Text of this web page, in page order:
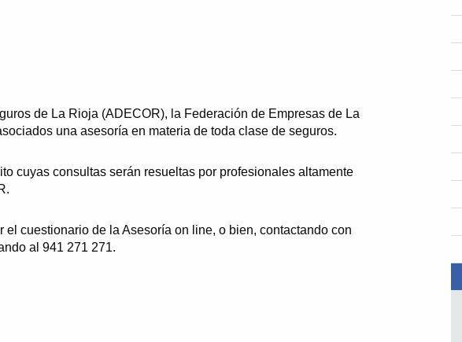
de La Rioja (ADECOR), la Federación de Empresas de La
una asesoría en materia de toda clase de seguros.
cuyas consultas serán resueltas por profesionales altamente
cuestionario de la Asesoría on line, o bien, contactando con
al 941 271 271.